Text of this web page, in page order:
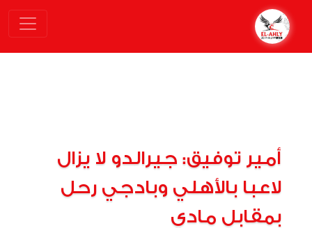
أمير توفيق: جيرالدو لا يزال
لاعبا بالأهلي وبادجي رحل
بمقابل مادي